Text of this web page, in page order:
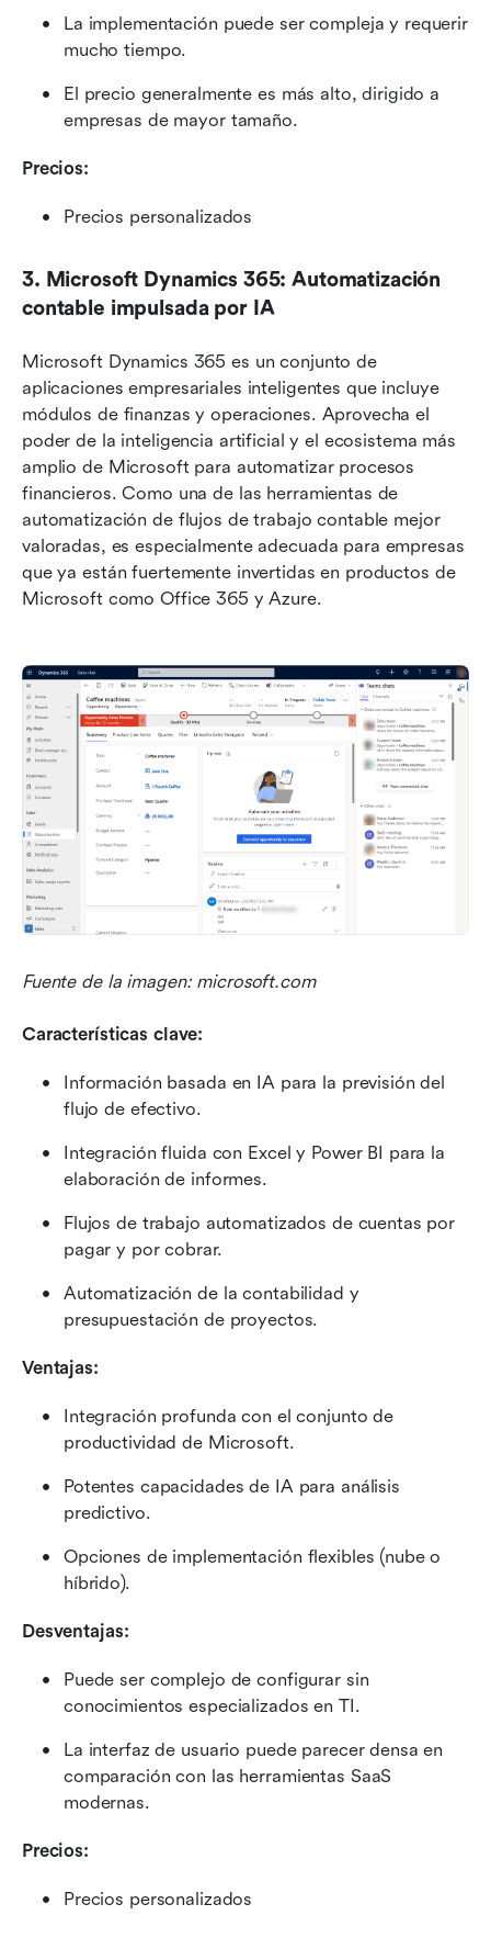
La implementación puede ser compleja y requerir
mucho tiempo.
El precio generalmente es más alto, dirigido a
empresas de mayor tamaño.
Precios:
Precios personalizados
3. Microsoft Dynamics 365: Automatización
contable impulsada por IA
Microsoft Dynamics 365 es un conjunto de
aplicaciones empresariales inteligentes que incluye
módulos de finanzas y operaciones. Aprovecha el
poder de la inteligencia artificial y el ecosistema más
amplio de Microsoft para automatizar procesos
financieros. Como una de las herramientas de
automatización de flujos de trabajo contable mejor
valoradas, es especialmente adecuada para empresas
que ya están fuertemente invertidas en productos de
Microsoft como Office 365 y Azure.
Fuente de la imagen: microsoft.com
Características clave:
Información basada en IA para la previsión del
flujo de efectivo.
Integración fluida con Excel y Power BI para la
elaboración de informes.
Flujos de trabajo automatizados de cuentas por
pagar y por cobrar.
Automatización de la contabilidad y
presupuestación de proyectos.
Ventajas:
Integración profunda con el conjunto de
productividad de Microsoft.
Potentes capacidades de IA para análisis
predictivo.
Opciones de implementación flexibles (nube o
híbrido).
Desventajas:
Puede ser complejo de configurar sin
conocimientos especializados en TI.
La interfaz de usuario puede parecer densa en
comparación con las herramientas SaaS
modernas.
Precios:
Precios personalizados